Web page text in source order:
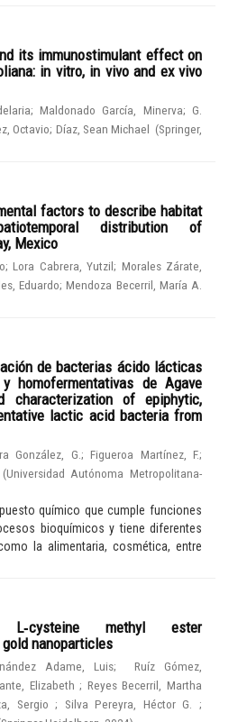
its immunostimulant effect on
in vitro, in vivo and ex vivo
;Maldonado García, Minerva;G.
Octavio; Díaz, Sean Michael (Springer,
factors to describe habitat
distribution of
Mexico
; Lora Cabrera, Yutzil; Morales Zárate,
Eduardo;Mendoza Becerril, María A.
de bacterias ácido lácticas
homofermentativas de Agave
characterization of epiphytic,
lactic acid bacteria from
González, G. ;Figueroa Martínez, F.;
(Universidad Autónoma Metropolitana-
químico que cumple funciones
bioquímicos y tiene diferentes
la alimentaria, cosmética, entre
L‑cysteine methyl ester
nanoparticles
Adame, Luis;
Ruíz Gómez,
Elizabeth; Reyes Becerril, Martha
Sergio; Silva Pereyra, Héctor G.;